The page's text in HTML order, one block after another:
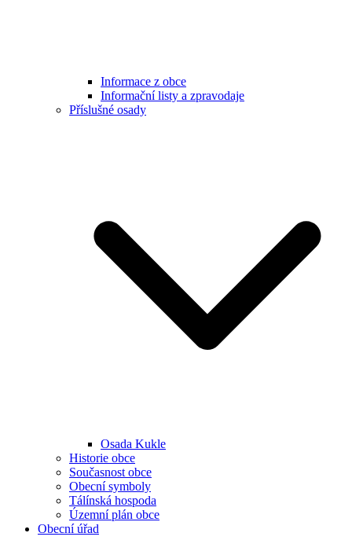
Informace z obce
Informační listy a zpravodaje
Příslušné osady
Osada Kukle
Historie obce
Současnost obce
Obecní symboly
Tálínská hospoda
Územní plán obce
Obecní úřad